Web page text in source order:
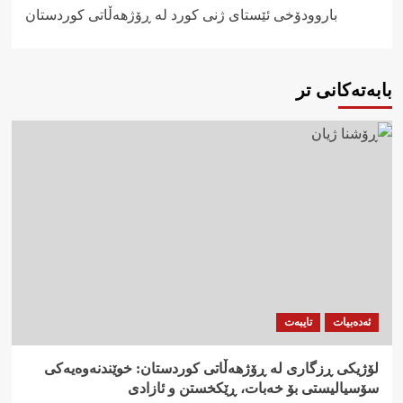
باروودۆخی ئێستای ژنی کورد لە ڕۆژهەڵاتی کوردستان
بابەتەکانی تر
ئەدەبیات تایبەت
لۆژیکی ڕزگاری لە ڕۆژهەڵاتی کوردستان: خوێندنەوەیەکی
سۆسیالیستی بۆ خەبات، ڕێکخستن و ئازادی